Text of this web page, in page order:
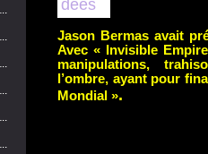
Jason Bermas avait
Avec « Invisible
manipulations,
l’ombre, ayant pour
Mondial ».